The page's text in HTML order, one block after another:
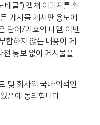
배글”) 캡쳐 이미지를 활
게시물 게시판 용도에
단어/기호의 나열, 이벤
합하지 않는 내용이 게
통보 없이 게시물을
및 회사의 국내·외적인
음에 동의합니다.